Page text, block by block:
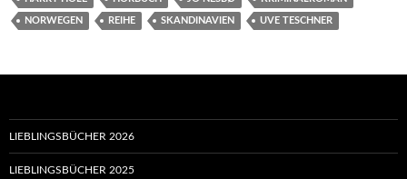
NORWEGEN REIHE SKANDINAVIEN UVE TESCHNER
LIEBLINGSBÜCHER 2026
LIEBLINGSBÜCHER 2025